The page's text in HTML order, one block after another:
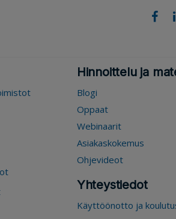
Hinnoittelu ja
Blogi
Oppaat
Webinaarit
Asiakaskokemus
Ohjevideot
Yhteystiedot
Käyttöönotto ja